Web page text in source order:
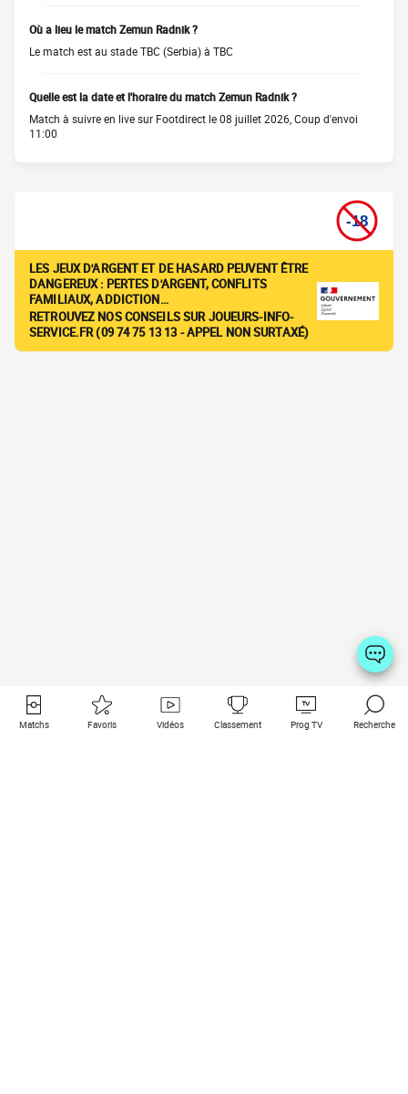
Où a lieu le match Zemun Radnik ?
Le match est au stade TBC (Serbia) à TBC
Quelle est la date et l'horaire du match Zemun Radnik ?
Match à suivre en live sur Footdirect le 08 juillet 2026, Coup d'envoi
11:00
LES JEUX D'ARGENT ET DE HASARD PEUVENT ÊTRE
DANGEREUX : PERTES D'ARGENT, CONFLITS
FAMILIAUX, ADDICTION…
RETROUVEZ NOS CONSEILS SUR JOUEURS-INFO-
SERVICE.FR (09 74 75 13 13 - APPEL NON SURTAXÉ)
Matchs Favoris Vidéos Classement Prog TV Recherche